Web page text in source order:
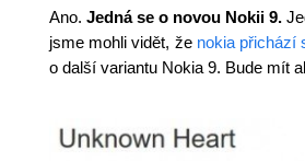
Ano. Jedná se o novou Nokii 9.
jsme mohli vidět, ženokia přichází
o další variantu Nokia 9. Bude mít